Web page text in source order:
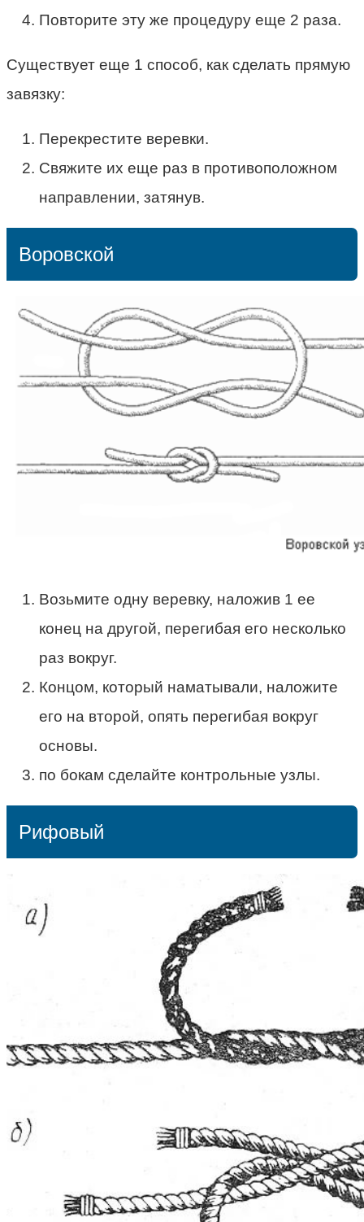
Повторите эту же процедуру еще 2 раза.
Существует еще 1 способ, как сделать прямую
завязку:
Перекрестите веревки.
Свяжите их еще раз в противоположном
направлении, затянув.
Воровской
Возьмите одну веревку, наложив 1 ее
конец на другой, перегибая его несколько
раз вокруг.
Концом, который наматывали, наложите
его на второй, опять перегибая вокруг
основы.
по бокам сделайте контрольные узлы.
Рифовый